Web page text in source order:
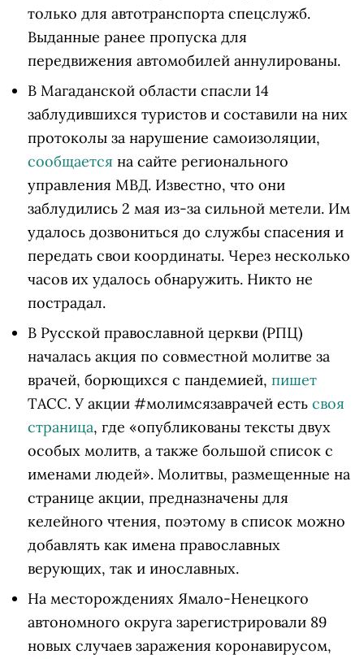
только для автотранспорта спецслужб.
Выданные ранее пропуска для
передвижения автомобилей аннулированы.
В Магаданской области спасли 14
заблудившихся туристов и составили на них
протоколы за нарушение самоизоляции,
сообщается на сайте регионального
управления МВД. Известно, что они
заблудились 2 мая из-за сильной метели. Им
удалось дозвониться до службы спасения и
передать свои координаты. Через несколько
часов их удалось обнаружить. Никто не
пострадал.
В Русской православной церкви (РПЦ)
началась акция по совместной молитве за
врачей, борющихся с пандемией, пишет
ТАСС. У акции #молимсязаврачей есть своя
страница, где «опубликованы тексты двух
особых молитв, а также большой список с
именами людей». Молитвы, размещенные на
странице акции, предназначены для
келейного чтения, поэтому в список можно
добавлять как имена православных
верующих, так и инославных.
На месторождениях Ямало-Ненецкого
автономного округа зарегистрировали 89
новых случаев заражения коронавирусом,